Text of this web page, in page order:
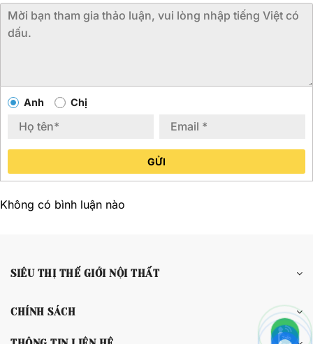
Anh Chị
GỬI
Không có bình luận nào
SIÊU THỊ THẾ GIỚI NỘI THẤT
CHÍNH SÁCH